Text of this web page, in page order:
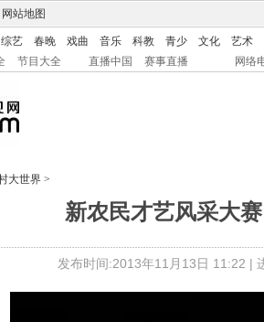
网站地图
综艺 春晚 戏曲 音乐 科教 青少 文化
艺术
节目大全 直播中国 赛事直播 网络
大世界 >
新农民才艺风采大
发布时间:2013年11月13日 11:22 |